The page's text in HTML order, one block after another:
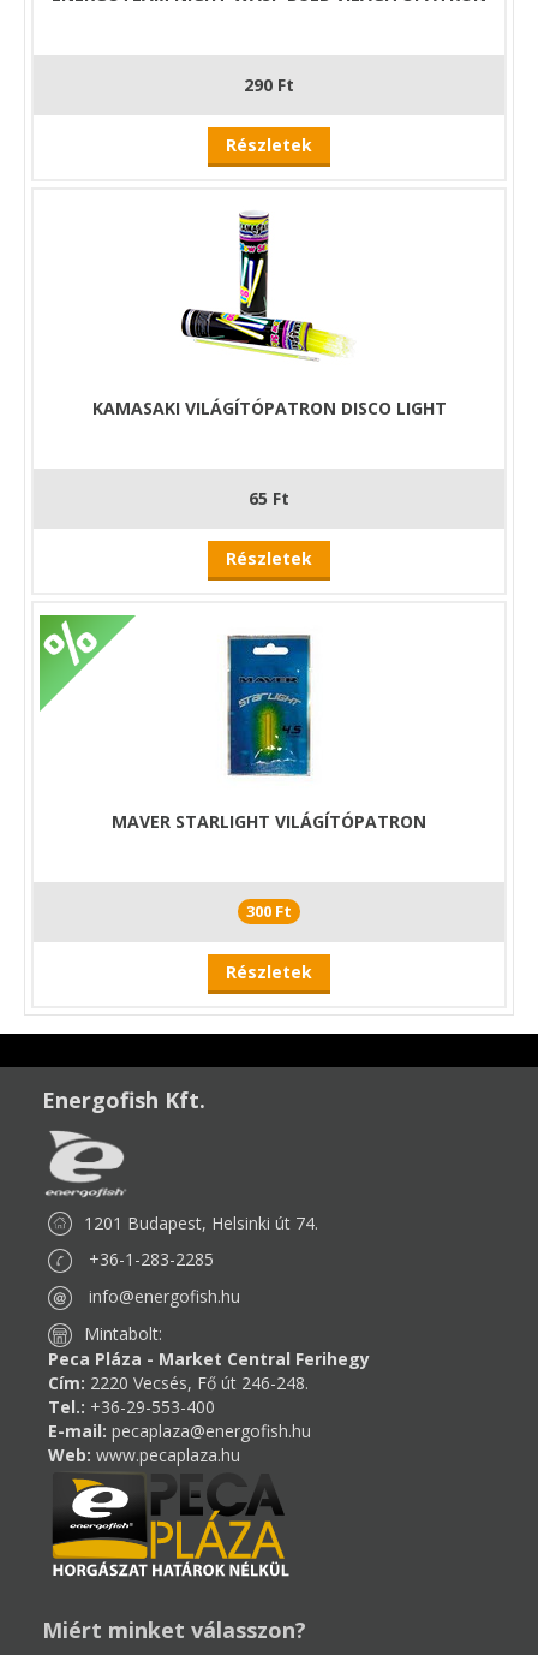
290 Ft
Részletek
KAMASAKI VILÁGÍTÓPATRON DISCO LIGHT
65 Ft
Részletek
MAVER STARLIGHT VILÁGÍTÓPATRON
300 Ft
Részletek
Energofish Kft.
1201 Budapest, Helsinki út 74.
+36-1-283-2285
info@energofish.hu
Mintabolt:
Peca Pláza - Market Central Ferihegy
Cím: 2220 Vecsés, Fő út 246-248.
Tel.: +36-29-553-400
E-mail: pecaplaza@energofish.hu
Web: www.pecaplaza.hu
Miért minket válasszon?